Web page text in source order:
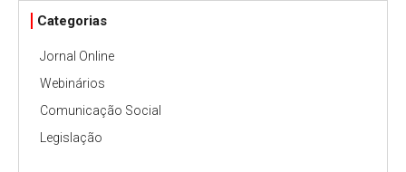
Categorias
Jornal Online
Webinários
Comunicação Social
Legislação